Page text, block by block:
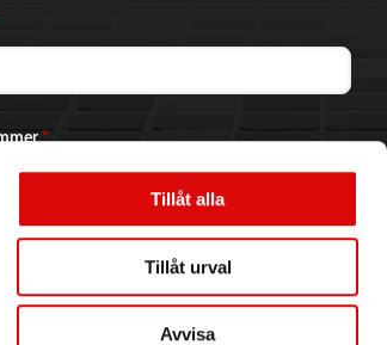
Tillåt alla
Tillåt urval
Avvisa
*
på nyhetsbrevet.